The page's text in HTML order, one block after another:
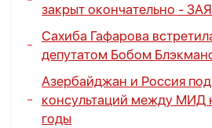
закрыт окончательно -
Сахиба Гафарова
депутатом Бобом
Азербайджан и Россия
консультаций между МИД
годы